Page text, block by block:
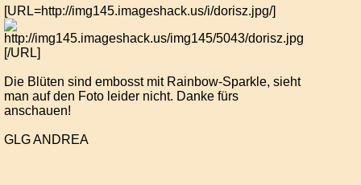
[URL=http://img145.imageshack.us/i/dorisz.jpg/]
[/URL]
Die Blüten sind embosst mit Rainbow-Sparkle, sieht
man auf den Foto leider nicht. Danke fürs
anschauen!
GLG ANDREA